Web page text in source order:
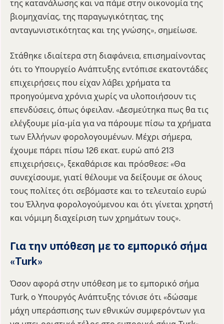
της κατανάλωσης και να πάμε στην οικονομία της
βιομηχανίας, της παραγωγικότητας, της
ανταγωνιστικότητας και της γνώσης», σημείωσε.
Στάθηκε ιδιαίτερα στη διαφάνεια, επισημαίνοντας
ότι το Υπουργείο Ανάπτυξης εντόπισε εκατοντάδες
επιχειρήσεις που είχαν λάβει χρήματα τα
προηγούμενα χρόνια χωρίς να υλοποιήσουν τις
επενδύσεις, όπως όφειλαν. «Δεσμεύτηκα πως θα τις
ελέγξουμε μία-μία για να πάρουμε πίσω τα χρήματα
των Ελλήνων φορολογουμένων. Μέχρι σήμερα,
έχουμε πάρει πίσω 126 εκατ. ευρώ από 213
επιχειρήσεις», ξεκαθάρισε και πρόσθεσε: «Θα
συνεχίσουμε, γιατί θέλουμε να δείξουμε σε όλους
τους πολίτες ότι σεβόμαστε και το τελευταίο ευρώ
του Έλληνα φορολογούμενου και ότι γίνεται χρηστή
και νόμιμη διαχείριση των χρημάτων τους».
Για την υπόθεση με το εμπορικό σήμα
«Turk»
Όσον αφορά στην υπόθεση με το εμπορικό σήμα
Turk, ο Υπουργός Ανάπτυξης τόνισε ότι «δώσαμε
μάχη υπεράσπισης των εθνικών συμφερόντων για